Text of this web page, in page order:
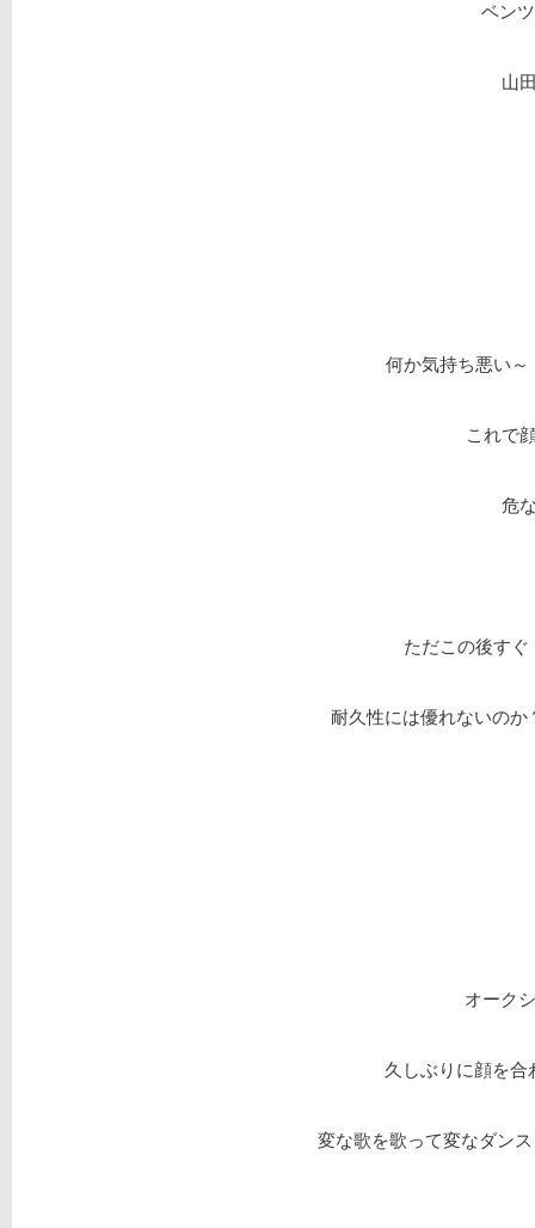
ベン
山
何か気持ち悪い
これで
危
ただこの後す
耐久性には優れないの
オーク
久しぶりに顔を
変な歌を歌って変なダン